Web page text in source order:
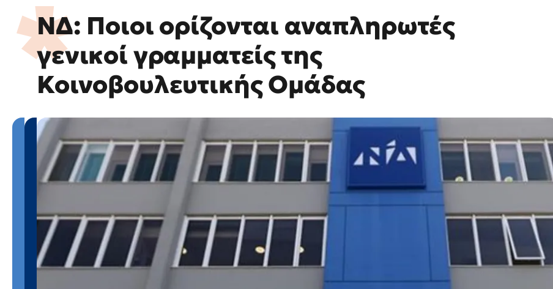
ΝΔ: Ποιοι ορίζονται αναπληρωτές
γενικοί γραμματείς της
Κοινοβουλευτικής Ομάδας